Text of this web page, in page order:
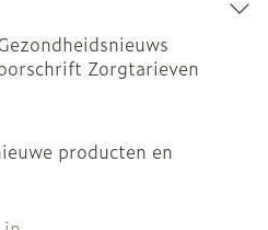
Zorgtarieven
producten en